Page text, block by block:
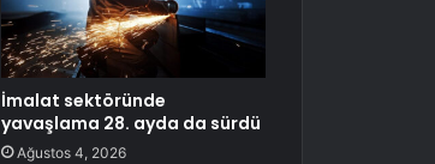
İmalat sektöründe
yavaşlama 28. ayda da sürdü
Ağustos 4, 2026